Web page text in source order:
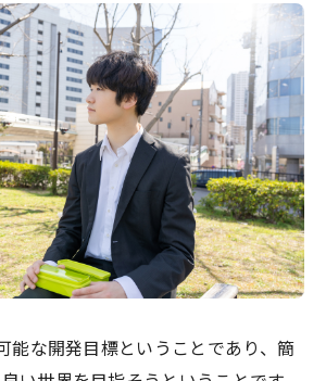
能な開発目標ということであり、簡